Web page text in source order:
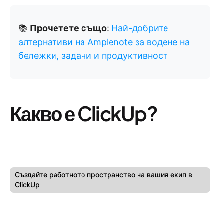
📚 Прочетете също: Най-добрите
алтернативи на Amplenote за водене на
бележки, задачи и продуктивност
Какво е ClickUp?
Създайте работното пространство на вашия екип в
ClickUp